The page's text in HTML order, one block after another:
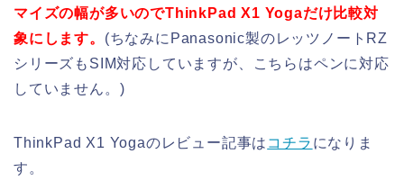
マイズの幅が多いのでThinkPad X1 Yogaだけ比較対
象にします。 (ちなみにPanasonic製のレッツノートRZ
シリーズもSIM対応していますが、こちらはペンに対応
していません。)
ThinkPad X1 Yogaのレビュー記事は コチラ になりま
す。